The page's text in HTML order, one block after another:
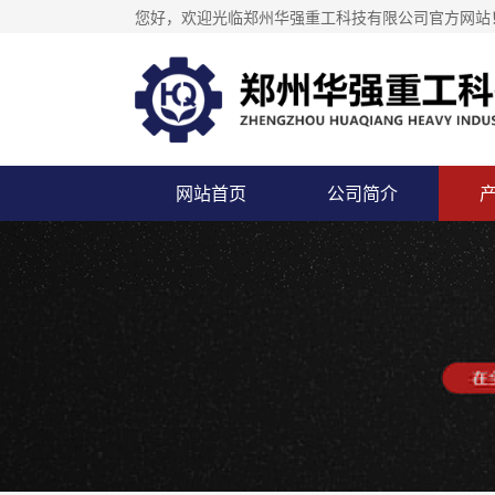
您好，欢迎光临郑州华强重工科技有限公司官方网站
网站首页 公司简介